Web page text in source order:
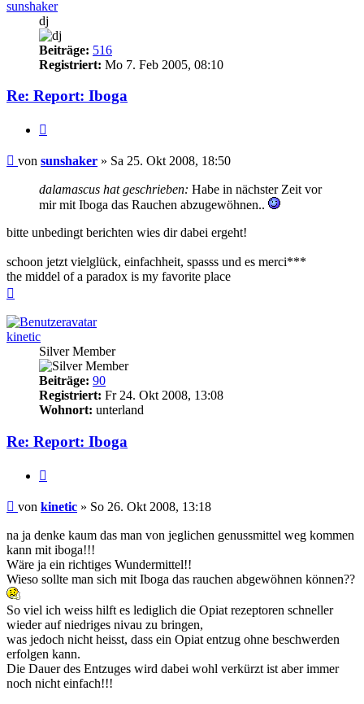
sunshaker
dj
Beiträge: 516
Registriert: Mo 7. Feb 2005, 08:10
Re: Report: Iboga
Beitrag
von sunshaker » Sa 25. Okt 2008, 18:50
dalamascus hat geschrieben: Habe in nächster Zeit vor
mir mit Iboga das Rauchen abzugewöhnen..
bitte unbedingt berichten wies dir dabei ergeht!
schoon jetzt vielglück, einfachheit, spasss und es merci***
the middel of a paradox is my favorite place
kinetic
Silver Member
Beiträge: 90
Registriert: Fr 24. Okt 2008, 13:08
Wohnort: unterland
Re: Report: Iboga
Beitrag
von kinetic » So 26. Okt 2008, 13:18
na ja denke kaum das man von jeglichen genussmittel weg kommen
kann mit iboga!!!
Wäre ja ein richtiges Wundermittel!!
Wieso sollte man sich mit Iboga das rauchen abgewöhnen können??
So viel ich weiss hilft es lediglich die Opiat rezeptoren schneller
wieder auf niedriges nivau zu bringen,
was jedoch nicht heisst, dass ein Opiat entzug ohne beschwerden
erfolgen kann.
Die Dauer des Entzuges wird dabei wohl verkürzt ist aber immer
noch nicht einfach!!!